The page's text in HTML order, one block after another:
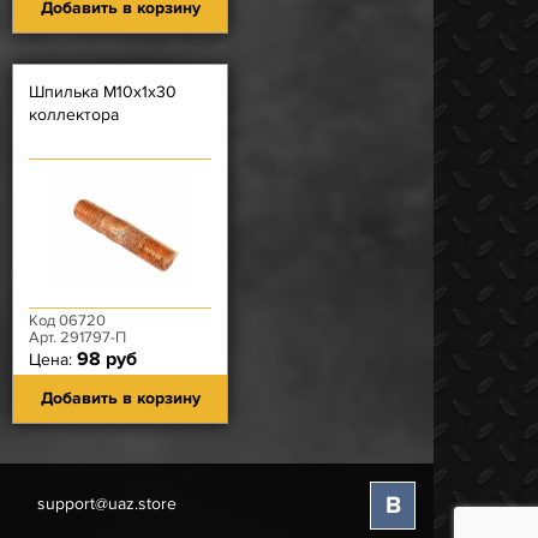
Добавить в корзину
Шпилька М10х1х30
коллектора
Код 06720
Арт. 291797-П
Цена: 98 руб
Добавить в корзину
support@uaz.store В